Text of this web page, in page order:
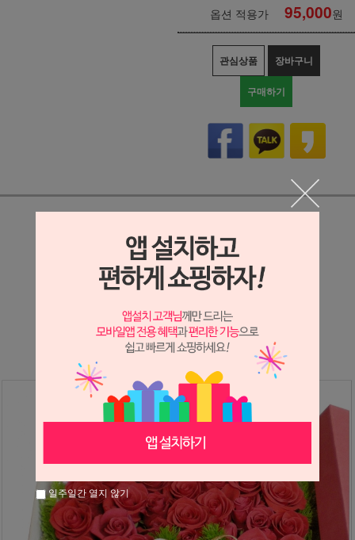
옵션 적용가 95,000원
관심상품 장바구니
구매하기
상세정보 새창 열기
상세 정보를 확대해 보실 수 있습니다.
※ 필독해주세요 ※
장미는 시세 변동에 따라 가격이 달라질 수 있으니
문의 후 주문 바랍니다.
일주일간 열지 않기